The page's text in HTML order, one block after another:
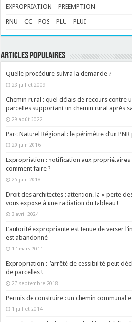
EXPROPRIATION – PREEMPTION
RNU – CC – POS – PLU – PLUI
ARTICLES POPULAIRES
Quelle procédure suivra la demande ?
23 juillet 2009
Chemin rural : quel délais de recours contre
parcelles supportant un chemin rural après
29 août 2022
Parc Naturel Régional : le périmètre d’un
20 juin 2016
Expropriation : notification aux propriétaires
comment faire ?
25 juin 2018
Droit des architectes : attention, la « perte
vous expose à une radiation du tableau !
3 avril 2024
L’autorité expropriante est tenue de verser
est abandonné
17 mars 2011
Expropriation : l’arrêté de cessibilité peut
de parcelles !
27 septembre 2018
Permis de construire : un chemin communal
1 juillet 2014